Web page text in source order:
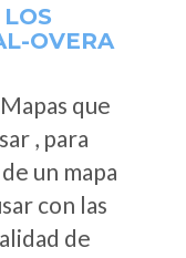
OVERA
que
, para
un mapa
con las
de